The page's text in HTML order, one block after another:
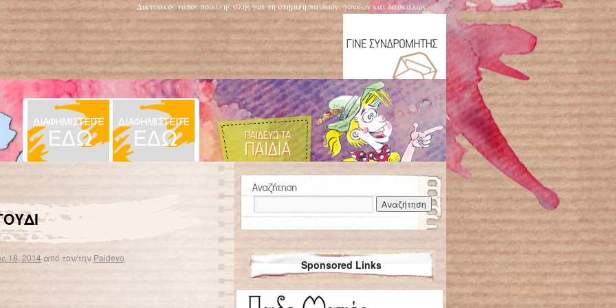
Δικτυακός τόπος ποικίλης ύλης για τη στήριξη παιδιών, γονέων και δασκάλων
18, 2014 από τον/την Paidevo
Sponsored Links